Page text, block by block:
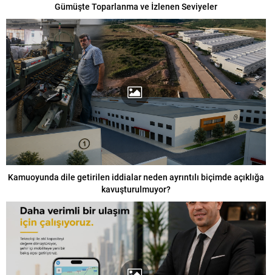
Gümüşte Toparlanma ve İzlenen Seviyeler
Kamuoyunda dile getirilen iddialar neden ayrıntılı biçimde açıklığa
kavuşturulmuyor?